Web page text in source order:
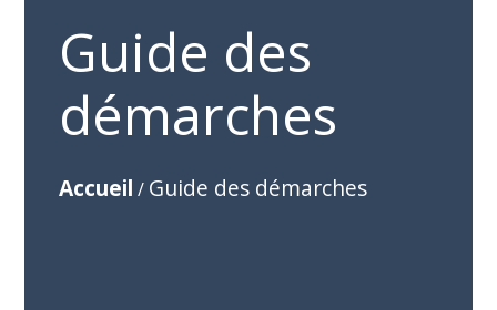
Guide des
démarches
Accueil / Guide des démarches